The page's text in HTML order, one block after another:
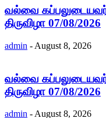
வல்வை
திருவிழா 07/08/2026
admin - August 8, 2026
வல்வை
திருவிழா 07/08/2026
admin - August 8, 2026